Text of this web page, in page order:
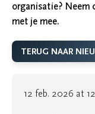
organisatie? Neem
met je mee.
12 feb. 2026 at
TERUG NAAR